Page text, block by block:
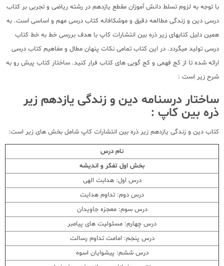
با توجه به لزوم تسلط دانش آموزان مقطع یازدهم در رشته ریاضی و تجربی بر کتاب
درسی دین و زندگی مطالعه دقیق و موشکافانه کتاب درسی مهم و اساسی است. به
همین دلیل کتابهای زیر ذره بین انتشارات کاپ با هدف بررسی خط به خط کتاب
درسی تولید میگردد. در این کتاب تمامی نکات پنهان مطال و مفاهیم کتاب درسی
ارائه شده تا از کج فهمی و کج گویی های کتاب فرار کنید. ساختار کتاب پیش رو به
شرح زیر است :
ساختار درسنامه دین و زندگی یازدهم زیر
ذره بین کاپ :
کتاب دین و زندگی یازدهم زیر ذره بین انتشارات کاپ شامل بخش های زیر است:
نام درس
بخش اول تفکر و اندیشه
درس اول: هدابت الهی
درس دوم: تداوم هدایت
درس سوم: معجزه جاویدان
درس چهارم: مسئولیت های پیامبر
درس پنجم: امامت تداوم رسالت
درس ششم: پیشوایان اسوه